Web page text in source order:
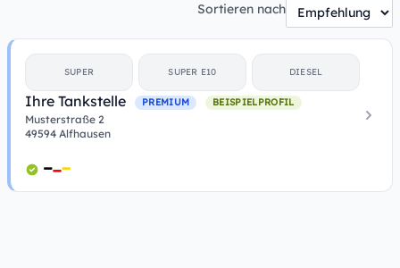
Sortieren nach
SUPER SUPER E10 DIESEL
Ihre Tankstelle PREMIUM BEISPIELPROFIL
Musterstraße 2
49594 Alfhausen